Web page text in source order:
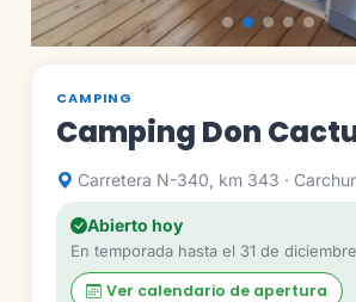
CAMPING
Camping Don
Carretera N-340, km 343 ·
Abierto hoy
En temporada hasta el 31 de
Ver calendario de apertura